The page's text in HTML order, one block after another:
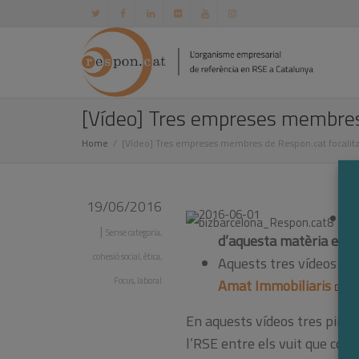
[Vídeo] Tres empreses
Home [Vídeo] Tres empreses membres de Respon.cat
19/06/2016
| Sense categoria
cohesió social ètica
Focus laboral
d’aquesta matèria en
Aquests tres vídeos
AmatImmobiliaris
En aquests vídeos tres
l’RSE entre els vuit que